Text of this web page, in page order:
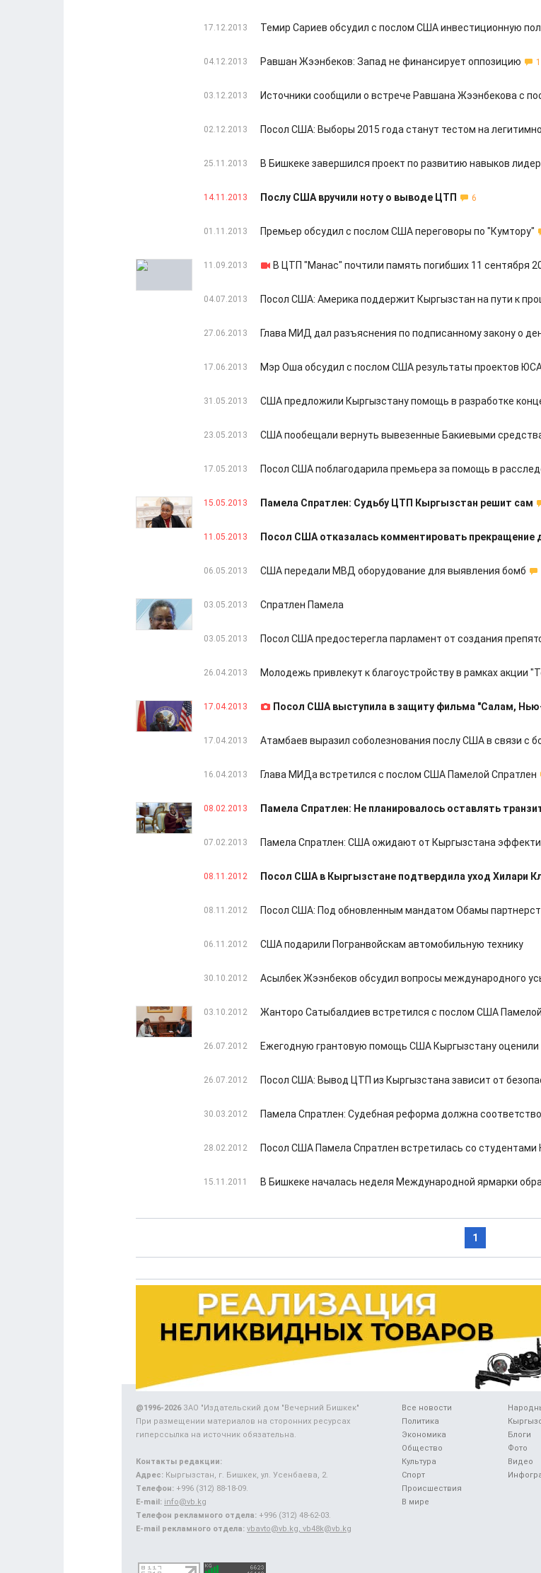
17.12.2013 Темир Сариев обсудил с послом США инвестиционную
04.12.2013 Равшан Жээнбеков: Запад не финансирует оппозицию
03.12.2013 Источники сообщили о встрече Равшана Жээнбекова с
02.12.2013 Посол США: Выборы 2015 года станут тестом на
25.11.2013 В Бишкеке завершился проект по развитию навыков
14.11.2013 Послу США вручили ноту о выводе ЦТП 6
01.11.2013 Премьер обсудил с послом США переговоры по "Кумтору"
11.09.2013 В ЦТП "Манас" почтили память погибших 11 сентября
04.07.2013 Посол США: Америка поддержит Кыргызстан на пути к
27.06.2013 Глава МИД дал разъяснения по подписанному закону о
17.06.2013 Мэр Оша обсудил с послом США результаты проектов
31.05.2013 США предложили Кыргызстану помощь в разработке
23.05.2013 США пообещали вернуть вывезенные Бакиевыми
17.05.2013 Посол США поблагодарила премьера за помощь в
15.05.2013 Памела Спратлен: Судьбу ЦТП Кыргызстан решит сам
11.05.2013 Посол США отказалась комментировать прекращение
06.05.2013 США передали МВД оборудование для выявления бомб
03.05.2013 Спратлен Памела
03.05.2013 Посол США предостерегла парламент от создания
26.04.2013 Молодежь привлекут к благоустройству в рамках акции
17.04.2013 Посол США выступила в защиту фильма "Cалам,
17.04.2013 Атамбаев выразил соболезнования послу США в связи с
16.04.2013 Глава МИДа встретился с послом США Памелой Спратлен
08.02.2013 Памела Спратлен: Не планировалось оставлять
07.02.2013 Памела Спратлен: США ожидают от Кыргызстана
08.11.2012 Посол США в Кыргызстане подтвердила уход Хилари
08.11.2012 Посол США: Под обновленным мандатом Обамы
06.11.2012 США подарили Погранвойскам автомобильную технику
30.10.2012 Асылбек Жээнбеков обсудил вопросы международного
03.10.2012 Жанторо Сатыбалдиев встретился с послом США
26.07.2012 Ежегодную грантовую помощь США Кыргызстану оценили
26.07.2012 Посол США: Вывод ЦТП из Кыргызстана зависит от
30.03.2012 Памела Спратлен: Судебная реформа должна
28.02.2012 Посол США Памела Спратлен встретилась со студентами
15.11.2011 В Бишкеке началась неделя Международной ярмарки
1
Все новости
Политика
Экономика
Общество
Культура
Спорт
Происшествия
В мире
Блоги
Фото
Видео
@1996-2026ЗАО "Издательский дом "Вечерний Бишкек"
При размещении материалов на сторонних ресурсах
гиперссылка на источник обязательна.
Контакты редакции:
Адрес: Кыргызстан, г. Бишкек, ул. Усенбаева, 2.
Телефон: +996 (312) 88-18-09.
E-mail: info@vb.kg
Телефон рекламного отдела: +996 (312) 48-62-03.
E-mail рекламного отдела: vbavto@vb.kg, vb48k@vb.kg